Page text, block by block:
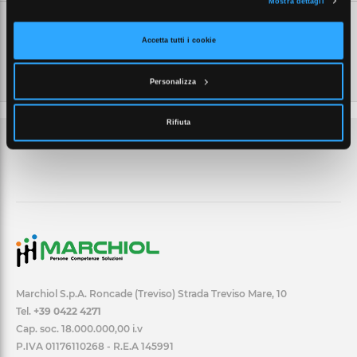
Accetta tutti i cookie
Personalizza
Rifiuta
Marchiol S.p.A. Roncade (Treviso) Strada Treviso Mare, 10
Tel. +39 0422 4271
Cap. soc. 18.000.000,00 i.v
P.IVA 01176110268 - R.E.A 145991